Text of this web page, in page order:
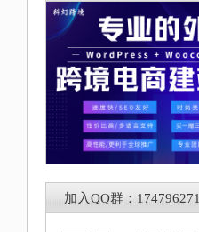
加入QQ群：174796271